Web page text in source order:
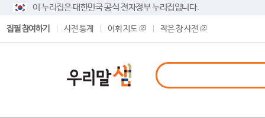
이 누리집은 대한민국 공식 전자정부 누리집입니다.
집필 참여하기 사전 통계 어휘 지도 작은 창 사전